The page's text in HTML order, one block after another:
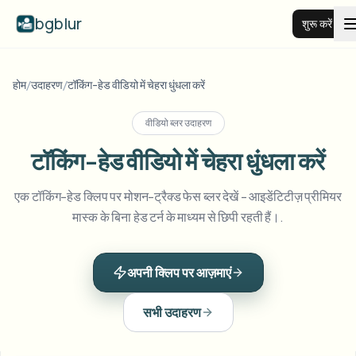
bgblur शुरू करें
वीडियो बैकग्राउंड ब्लर
उदाहरण
पूरी उदाहरण लाइब्रेरी ब्राउज़ करें
View all features
Browse every blur tool in one place
होम/उदाहरण/टॉकिंग-हेड वीडियो में चेहरा धुंधला करें
वीडियो ब्लर उदाहरण
टॉकिंग-हेड वीडियो में चेहरा धुंधला करें
एक टॉकिंग-हेड क्लिप पर मोशन-ट्रैक्ड फेस ब्लर देखें - आइडेंटिटीज़ प्रीमियर
मास्क के बिना हेड टर्न के माध्यम से छिपी रहती हैं।.
अपनी क्लिप पर आज़माएं
सभी उदाहरण